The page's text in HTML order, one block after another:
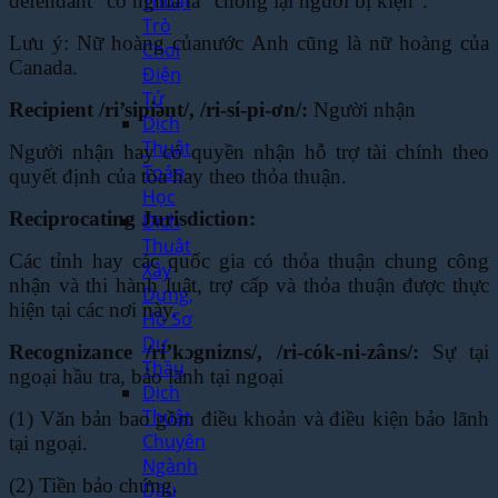
Trò
Chơi
Điện
Tử
Dịch
Thuật
Toán
Học
Dịch
Thuật
Xây
Dựng,
Hồ Sơ
Dự
Thầu
Dịch
Thuật
Chuyên
Ngành
Dầu
Lưu ý: Nữ hoàng củanước Anh cũng là nữ hoàng của
Canada.
Recipient /ri’sipiənt/, /ri-sí-pi-ơn/: Người nhận
Người nhận hay có quyền nhận hỗ trợ tài chính theo
quyết định của tòa hay theo thỏa thuận.
Reciprocating Jurisdiction:
Các tỉnh hay các quốc gia có thỏa thuận chung công
nhận và thi hành luật, trợ cấp và thỏa thuận được thực
hiện tại các nơi này.
Recognizance /ri’kɔgnizns/, /ri-cók-ni-zâns/: Sự tại
ngoại hầu tra, bảo lãnh tại ngoại
(1) Văn bản bao gồm điều khoản và điều kiện bảo lãnh
tại ngoại.
(2) Tiền bảo chứng.